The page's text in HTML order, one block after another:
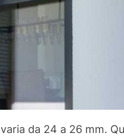
da 24 a 26 mm.